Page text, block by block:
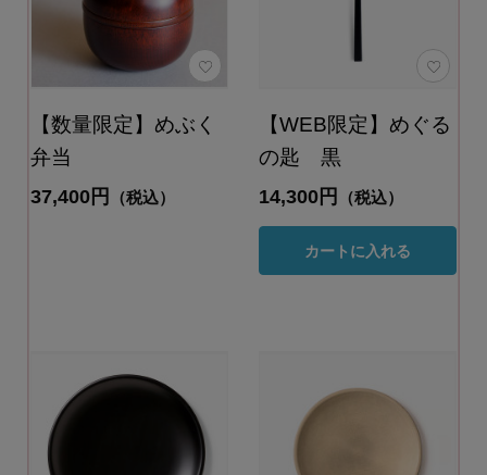
【数量限定】めぶく
弁当
37,400円 （税込）
【WEB限定】めぐる
の匙 黒
14,300円 （税込）
カートに入れる